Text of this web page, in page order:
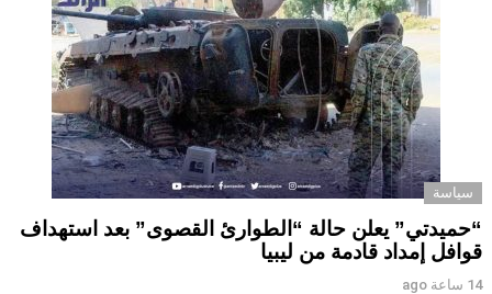
سياسة
“حميدتي” يعلن حالة “الطوارئ القصوى” بعد استهداف
قوافل إمداد قادمة من ليبيا
14 ساعة ago